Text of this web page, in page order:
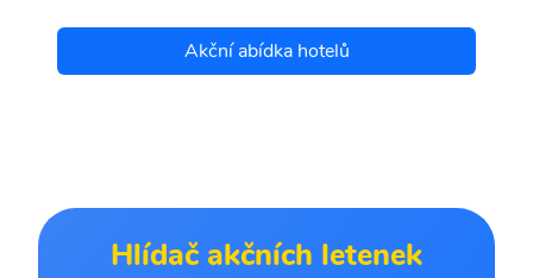
Akční abídka hotelů
Hlídač akčních letenek